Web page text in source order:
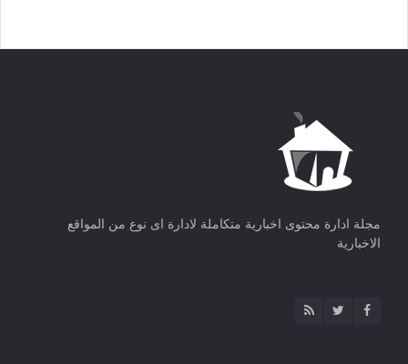
مجلة ادارة محتوى اخبارية متكاملة لادارة اى نوع من المواقع
الاخبارية